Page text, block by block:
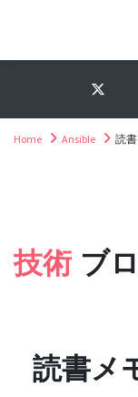
Home Ansible 読
技術 ブ
読書メ